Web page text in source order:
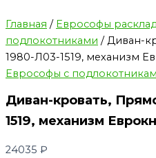
Главная / Еврософы
подлокотниками / Диван-
1980-Л03-1519, механизм
Еврософы с
Диван-кровать,
1519, механизм
24035 ₽